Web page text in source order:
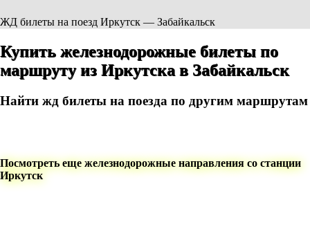
ЖД билеты на поезд Иркутск — Забайкальск
Купить железнодорожные билеты по
маршруту из Иркутска в Забайкальск
Найти жд билеты на поезда по другим маршрутам
Посмотреть еще железнодорожные направления со станции
Иркутск